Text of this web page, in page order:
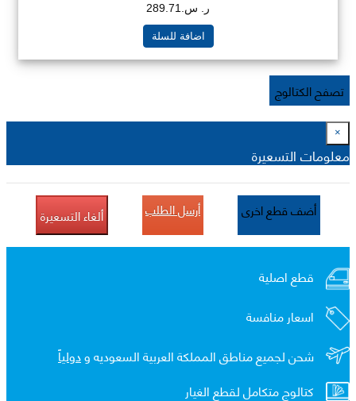
ر. س.289.71
اضافة للسلة
تصفح الكتالوج
×
معلومات التسعيرة
أضف قطع اخرى أرسل الطلب ألغاء التسعيرة
قطع اصلية
اسعار منافسة
شحن لجميع مناطق المملكة العربية السعوديه ودولياً
كتالوج متكامل لقطع الغيار